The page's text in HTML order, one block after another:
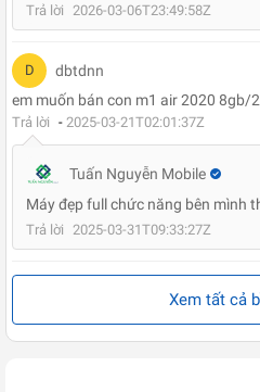
Trả lời 2026-03-06T23:49:58Z
D
dbtdnn
em muốn bán con m1 air 2020 8gb/
Trả lời - 2025-03-21T02:01:37Z
Tuấn Nguyễn Mobile
Máy đẹp full chức năng bên mình
Trả lời 2025-03-31T09:33:27Z
Xem tất cả